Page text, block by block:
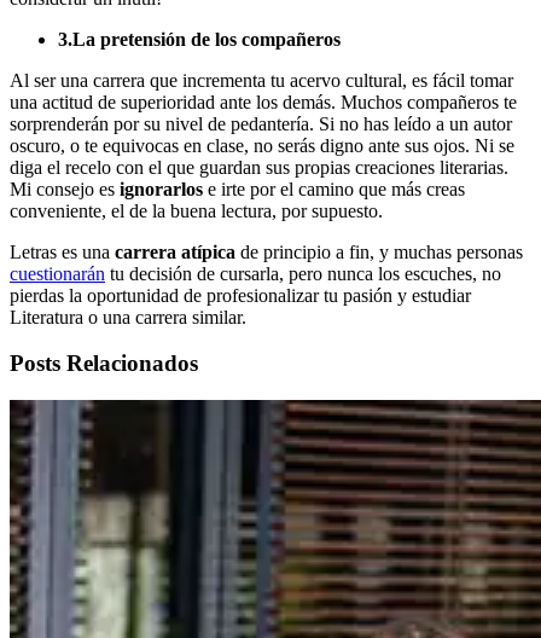
3.La pretensión de los compañeros
Al ser una carrera que incrementa tu acervo cultural, es fácil tomar
una actitud de superioridad ante los demás. Muchos compañeros te
sorprenderán por su nivel de pedantería. Si no has leído a un autor
oscuro, o te equivocas en clase, no serás digno ante sus ojos. Ni se
diga el recelo con el que guardan sus propias creaciones literarias.
Mi consejo es ignorarlos e irte por el camino que más creas
conveniente, el de la buena lectura, por supuesto.
Letras es una carrera atípica de principio a fin, y muchas personas
cuestionarán tu decisión de cursarla, pero nunca los escuches, no
pierdas la oportunidad de profesionalizar tu pasión y estudiar
Literatura o una carrera similar.
Posts Relacionados